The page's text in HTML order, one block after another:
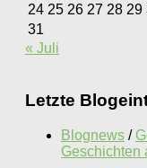
24 25 26 27 28 29
31
« Juli
Letzte
Blognews /
Geschichten